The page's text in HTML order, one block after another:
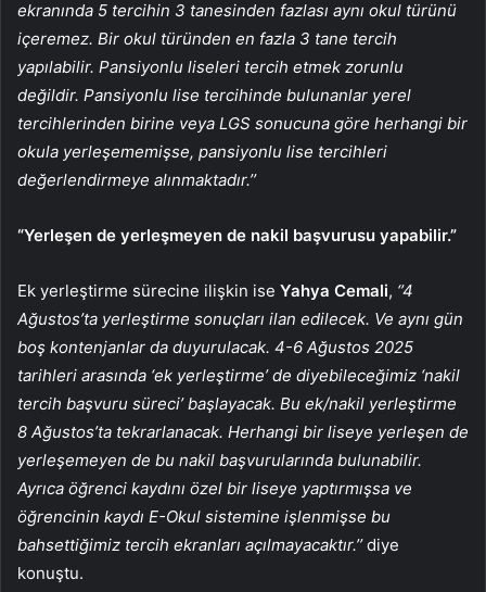
ekranında 5 tercihin 3 tanesinden fazlası aynı okul türünü
içeremez. Bir okul türünden en fazla 3 tane tercih
yapılabilir. Pansiyonlu liseleri tercih etmek zorunlu
değildir. Pansiyonlu lise tercihinde bulunanlar yerel
tercihlerinden birine veya LGS sonucuna göre herhangi bir
okula yerleşememişse, pansiyonlu lise tercihleri
değerlendirmeye alınmaktadır.’’
“Yerleşen de yerleşmeyen de nakil başvurusu yapabilir.”
Ek yerleştirme sürecine ilişkin ise Yahya Cemali, ‘’4
Ağustos’ta yerleştirme sonuçları ilan edilecek. Ve aynı gün
boş kontenjanlar da duyurulacak. 4-6 Ağustos 2025
tarihleri arasında ‘ek yerleştirme’ de diyebileceğimiz ‘nakil
tercih başvuru süreci’ başlayacak. Bu ek/nakil yerleştirme
8 Ağustos’ta tekrarlanacak. Herhangi bir liseye yerleşen de
yerleşemeyen de bu nakil başvurularında bulunabilir.
Ayrıca öğrenci kaydını özel bir liseye yaptırmışsa ve
öğrencinin kaydı E-Okul sistemine işlenmişse bu
bahsettiğimiz tercih ekranları açılmayacaktır.’’diye
konuştu.